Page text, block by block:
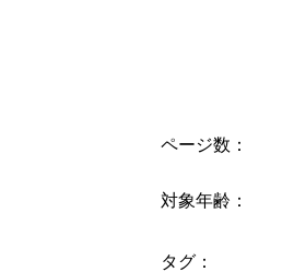
ページ数：
対象年齢：
タグ：